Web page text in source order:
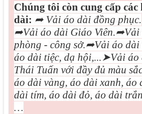
Chúng tôi còn cung cấp các
dài: ➦Vải áo dài đồng phục.
➦Vải áo dài Giáo Viên.➦Vải
phòng - công sở.➦Vải áo dài
áo dài tiệc, dạ hội,...➤Vải áo
Thái Tuấn với đầy đủ màu
áo dài vàng, áo dài xanh, áo
dài tím, áo dài đỏ, áo dài
…